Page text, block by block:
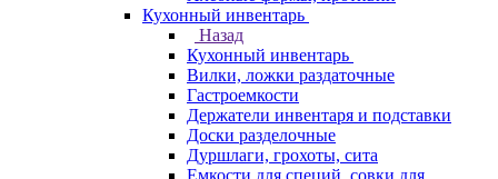
Кухонный инвентарь
Назад
Кухонный инвентарь
Вилки, ложки раздаточные
Гастроемкости
Держатели инвентаря и подставки
Доски разделочные
Дуршлаги, грохоты, сита
Емкости для специй, совки для